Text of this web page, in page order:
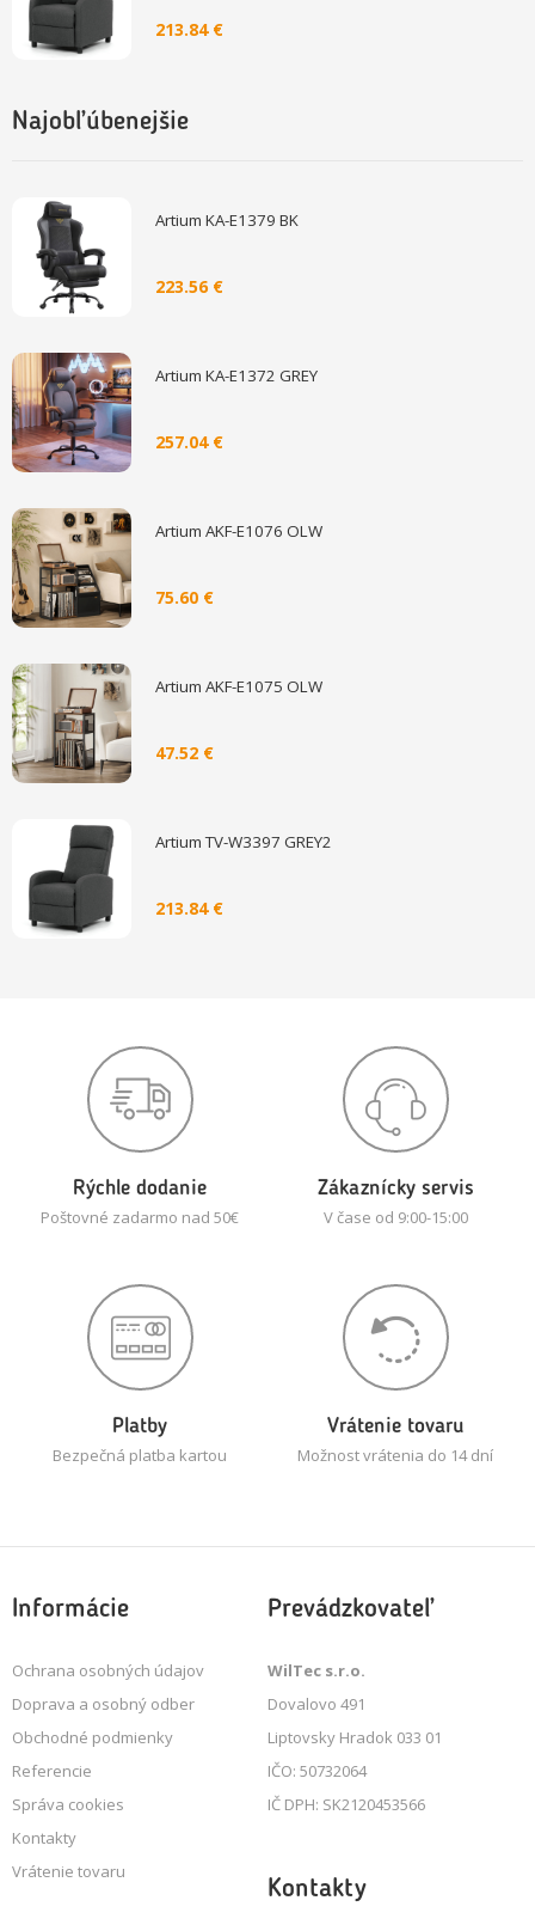
213.84 €
Najobľúbenejšie
Artium KA-E1379 BK
223.56 €
Artium KA-E1372 GREY
257.04 €
Artium AKF-E1076 OLW
75.60 €
Artium AKF-E1075 OLW
47.52 €
Artium TV-W3397 GREY2
213.84 €
Rýchle dodanie
Poštovné zadarmo nad 50€
Zákaznícky servis
V čase od 9:00-15:00
Platby
Bezpečná platba kartou
Vrátenie tovaru
Možnost vrátenia do 14 dní
Informácie
Ochrana osobných údajov
Doprava a osobný odber
Obchodné podmienky
Referencie
Správa cookies
Kontakty
Vrátenie tovaru
Prevádzkovateľ
WilTec s.r.o.
Dovalovo 491
Liptovsky Hradok 033 01
IČO: 50732064
IČ DPH: SK2120453566
Kontakty